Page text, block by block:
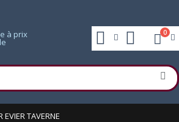
0
EVIER TAVERNE